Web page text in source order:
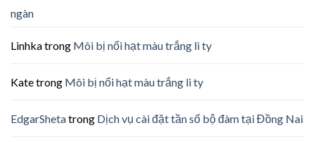
ngàn
Linhkatrong Môi bị nổi hạt màu trắng li ty
Katetrong Môi bị nổi hạt màu trắng li ty
EdgarShetatrong Dịch vụ cài đặt tần số bộ đàm tại Đồng Nai